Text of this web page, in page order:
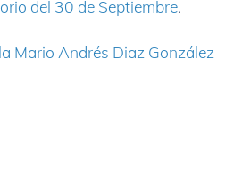
del 30 de Septiembre.
Mario Andrés Diaz González